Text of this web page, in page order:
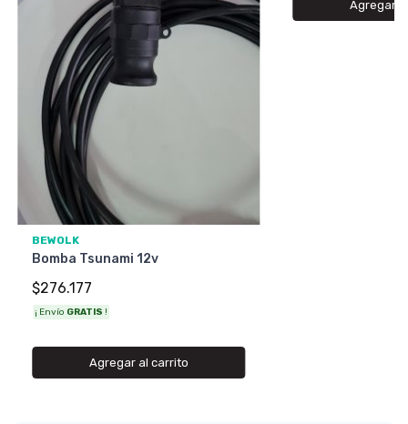
BEWOLK
Bomba Tsunami 12v
$276.177
¡ Envío GRATIS !
Agregar al carrito
Agregar